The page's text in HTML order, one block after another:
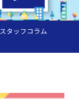
スタッフコラム